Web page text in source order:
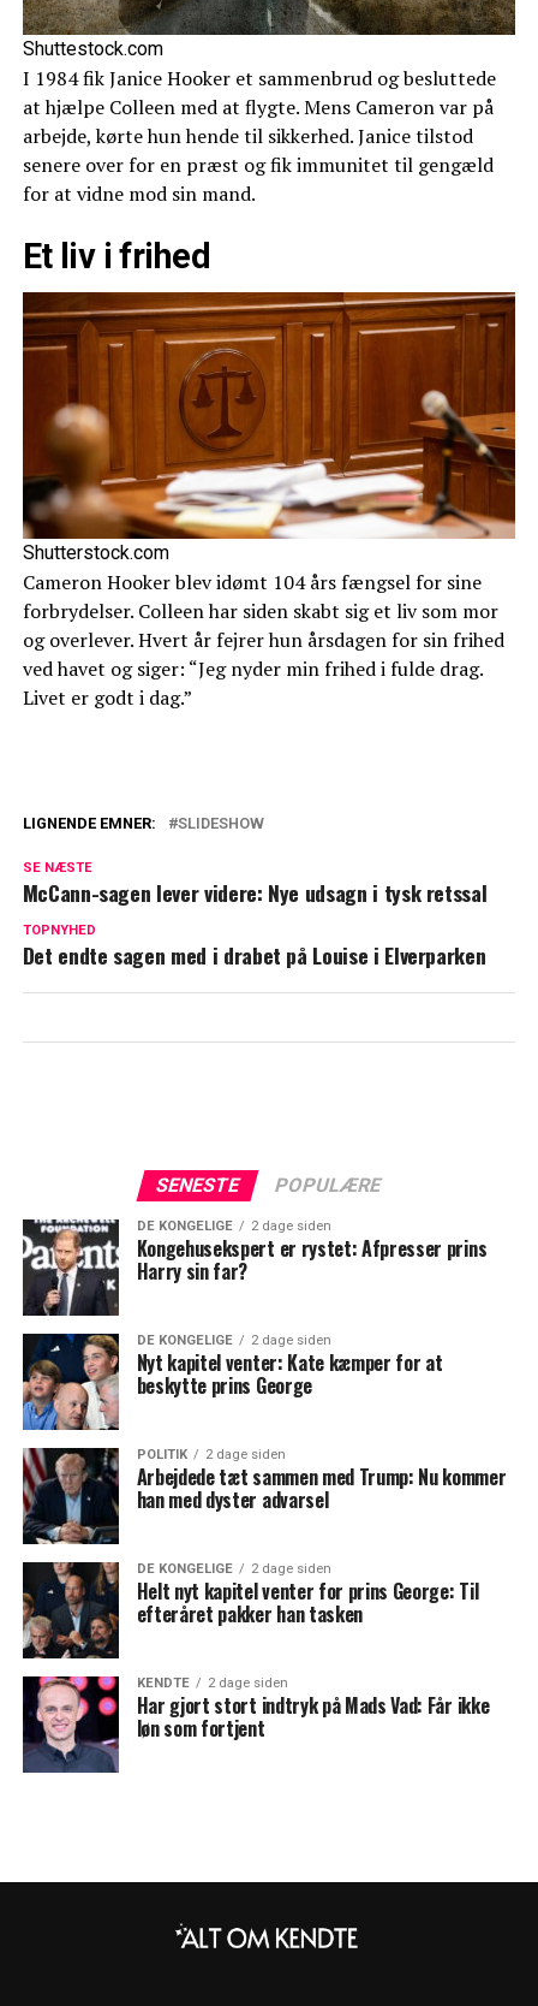
Shuttestock.com
I 1984 fik Janice Hooker et sammenbrud og besluttede
at hjælpe Colleen med at flygte. Mens Cameron var på
arbejde, kørte hun hende til sikkerhed. Janice tilstod
senere over for en præst og fik immunitet til gengæld
for at vidne mod sin mand.
Et liv i frihed
Shutterstock.com
Cameron Hooker blev idømt 104 års fængsel for sine
forbrydelser. Colleen har siden skabt sig et liv som mor
og overlever. Hvert år fejrer hun årsdagen for sin frihed
ved havet og siger: “Jeg nyder min frihed i fulde drag.
Livet er godt i dag.”
kærestebreve
og børnene trives efter
omstændighederne
LIGNENDE EMNER: SLIDESHOW
SE NÆSTE
McCann-sagen lever videre: Nye udsagn i tysk retssal
TOPNYHED
Det endte sagen med i drabet på Louise i Elverparken
SENESTE POPULÆRE
DE KONGELIGE 2 dage siden
Kongehusekspert er rystet: Afpresser prins
Harry sin far?
DE KONGELIGE 2 dage siden
Nyt kapitel venter: Kate kæmper for at
beskytte prins George
POLITIK 2 dage siden
Arbejdede tæt sammen med Trump: Nu kommer
han med dyster advarsel
DE KONGELIGE 2 dage siden
Helt nyt kapitel venter for prins George: Til
efteråret pakker han tasken
KENDTE 2 dage siden
Har gjort stort indtryk på Mads Vad: Får ikke
løn som fortjent